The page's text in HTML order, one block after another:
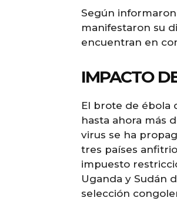
Según
manifestaron su
encuentran en
IMPACTO
El brote de ébola
hasta ahora más
virus se ha
tres países
impuesto
Uganda y Sudán
selección